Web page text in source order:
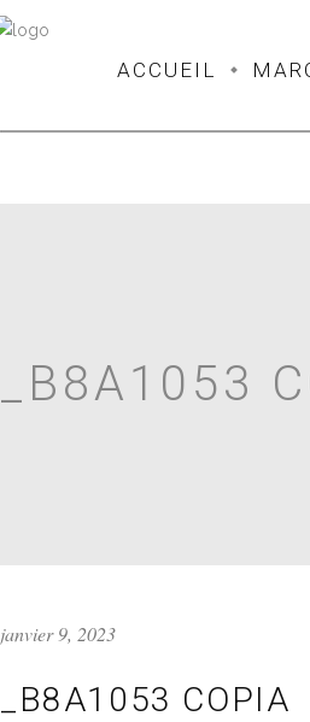
ACCUEIL
_B8A1053
janvier 9, 2023
_B8A1053 COPIA